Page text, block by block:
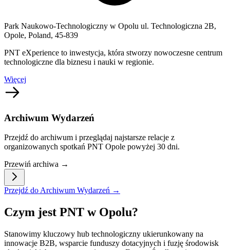
Park Naukowo-Technologiczny w Opolu ul. Technologiczna 2B,
Opole, Poland, 45-839
PNT eXperience to inwestycja, która stworzy nowoczesne centrum
technologiczne dla biznesu i nauki w regionie.
Więcej
Archiwum Wydarzeń
Przejdź do archiwum i przeglądaj najstarsze relacje z
organizowanych spotkań PNT Opole powyżej 30 dni.
Przewiń archiwa →
Przejdź do Archiwum Wydarzeń →
Czym jest PNT w Opolu?
Stanowimy kluczowy hub technologiczny ukierunkowany na
innowacje B2B, wsparcie funduszy dotacyjnych i fuzję środowisk